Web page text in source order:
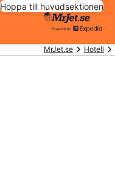
Hoppa till huvudsektionen
MrJet.se Hotell